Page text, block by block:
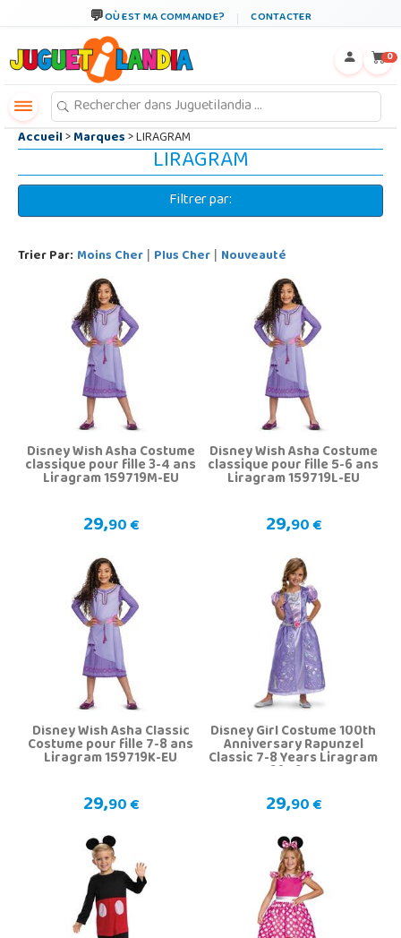
OÙ EST MA COMMANDE? CONTACTER
0
Accueil>Marques> LIRAGRAM
LIRAGRAM
Filtrer par:
Trier Par: Moins Cher | Plus Cher | Nouveauté
Disney Wish Asha Costume
classique pour fille 3-4 ans
Liragram 159719M-EU
29,90 €
Disney Wish Asha Costume
classique pour fille 5-6 ans
Liragram 159719L-EU
29,90 €
Disney Wish Asha Classic
Costume pour fille 7-8 ans
Liragram 159719K-EU
29,90 €
Disney Girl Costume 100th
Anniversary Rapunzel
Classic 7-8 Years Liragram
156049K-EU
29,90 €